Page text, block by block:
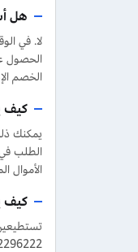
هل
لا. في
الحصول
الخصم الإجمالية إلى
كيف
يمكنك
الطلب
الأموال
كيف